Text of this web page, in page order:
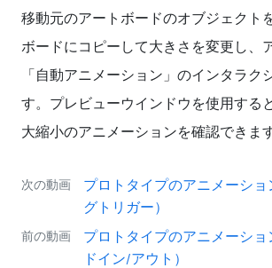
移動元のアートボードのオブジェクト
ボードにコピーして大きさを変更し、
「自動アニメーション」のインタラク
す。プレビューウインドウを使用する
大縮小のアニメーションを確認できます
次の動画
プロトタイプのアニメーショ
グトリガー）
前の動画
プロトタイプのアニメーショ
ドイン/アウト）